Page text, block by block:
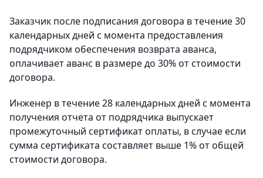
Заказчик после подписания договора в течение 30
календарных дней с момента предоставления
подрядчиком обеспечения возврата аванса,
оплачивает аванс в размере до 30% от стоимости
договора.
Инженер в течение 28 календарных дней с момента
получения отчета от подрядчика выпускает
промежуточный сертификат оплаты, в случае если
сумма сертификата составляет выше 1% от общей
стоимости договора.